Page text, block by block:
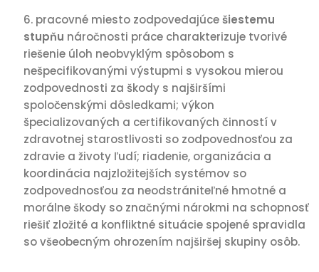
pracovné miesto zodpovedajúcešiestemu
stupňu náročnosti práce charakterizuje tvorivé
riešenie úloh neobvyklým spôsobom s
nešpecifikovanými výstupmi s vysokou mierou
zodpovednosti za škody s najširšími
spoločenskými dôsledkami; výkon
špecializovaných a certifikovaných činností v
zdravotnej starostlivosti so zodpovednosťou za
zdravie a životy ľudí; riadenie, organizácia a
koordinácia najzložitejších systémov so
zodpovednosťou za neodstrániteľné hmotné a
morálne škody so značnými nárokmi na schopnosť
riešiť zložité a konfliktné situácie spojené spravidla
so všeobecným ohrozením najširšej skupiny osôb.